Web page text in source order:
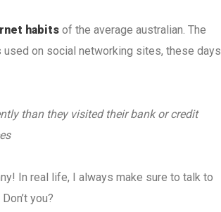
habits of the average australian. The
on social networking sites, these days
than they visited their bank or credit
In real life, I always make sure to talk to
you?